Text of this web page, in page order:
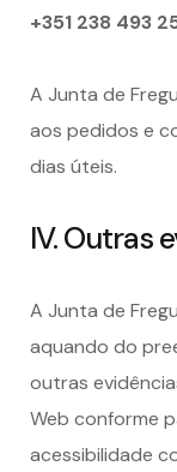
+351 238 493
A Junta de
aos pedidos e
dias úteis.
IV. Outras
A Junta de
aquando do
outras
Web conforme
acessibilidade